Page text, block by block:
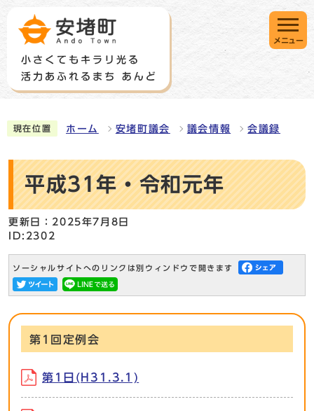
メニュー
現在位置 ホーム 安堵町議会 議会情報 会議録
平成31年・令和元年
更新日：2025年7月8日
ID:2302
ソーシャルサイトへのリンクは別ウィンドウで開きます
第1回定例会
第1日(H31.3.1)